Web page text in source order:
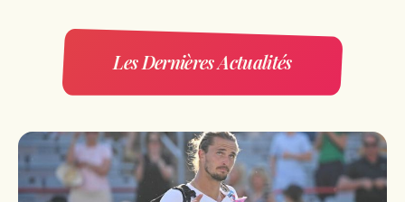
Les Dernières Actualités